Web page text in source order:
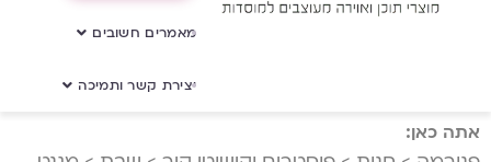
מאמרים חשובים
יצירת קשר ותמיכה
אתה כאן: